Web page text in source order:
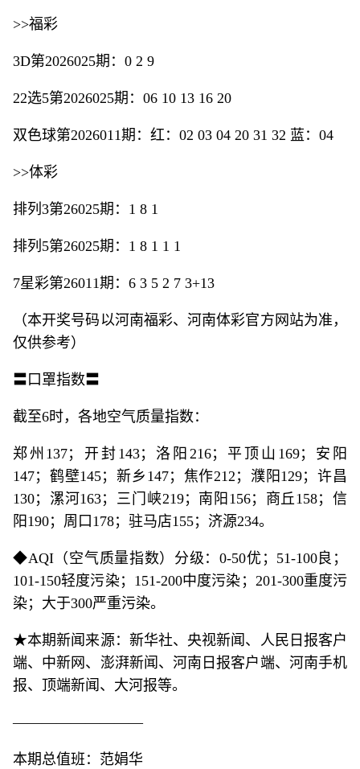
>>福彩
3D第2026025期：0 2 9
22选5第2026025期：06 10 13 16 20
双色球第2026011期：红：02 03 04 20 31 32 蓝：04
>>体彩
排列3第26025期：1 8 1
排列5第26025期：1 8 1 1 1
7星彩第26011期：6 3 5 2 7 3+13
（本开奖号码以河南福彩、河南体彩官方网站为准，
仅供参考）
〓口罩指数〓
截至6时，各地空气质量指数：
郑州137；开封143；洛阳216；平顶山169；安阳
147；鹤壁145；新乡147；焦作212；濮阳129；许昌
130；漯河163；三门峡219；南阳156；商丘158；信
阳190；周口178；驻马店155；济源234。
◆AQI（空气质量指数）分级：0-50优；51-100良；
101-150轻度污染；151-200中度污染；201-300重度污
染；大于300严重污染。
★本期新闻来源：新华社、央视新闻、人民日报客户
端、中新网、澎湃新闻、河南日报客户端、河南手机
报、顶端新闻、大河报等。
—————————
本期总值班：范娟华